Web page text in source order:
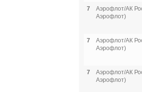
7
Аэрофлот/АК
Аэрофлот)
7
Аэрофлот/АК
Аэрофлот)
7
Аэрофлот/АК
Аэрофлот)